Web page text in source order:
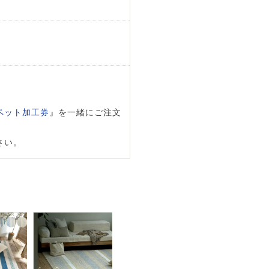
ット加工券 』を一緒にご注文
。